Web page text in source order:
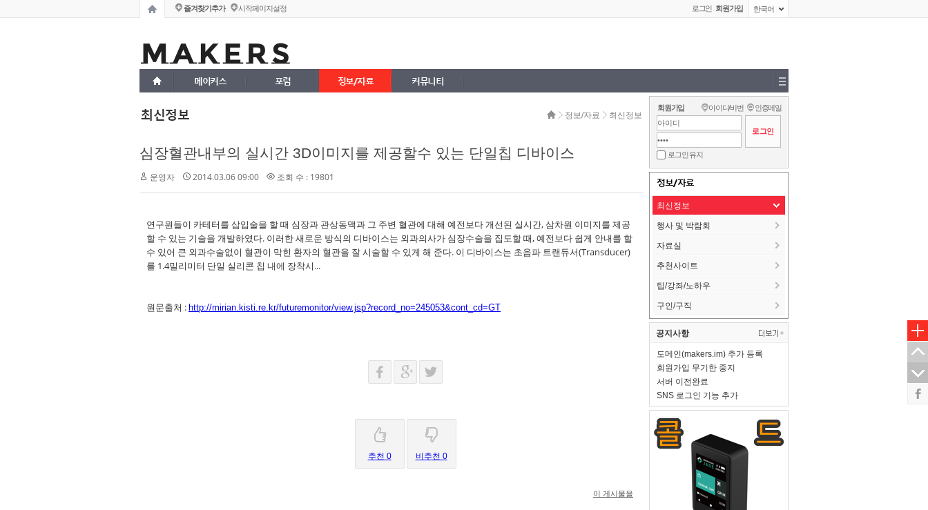
즐겨찾기추가 시작페이지설정 로그인 회원가입 한국어
메이커스 포럼 정보/자료 커뮤니티
최신정보 정보/자료 최신정보
심장혈관내부의 실시간 3D이미지를 제공할수 있는 단일칩 디바이스
운영자 2014.03.06 09:00 조회 수 : 19801
연구원들이 카테터를 삽입술을 할 때 심장과 관상동맥과 그 주변 혈관에 대해 예전보다 개선된 실시간, 삼차원 이미지를 제공
할 수 있는 기술을 개발하였다. 이러한 새로운 방식의 디바이스는 외과의사가 심장수술을 집도할 때, 예전보다 쉽게 안내를 할
수 있어 큰 외과수술없이 혈관이 막힌 환자의 혈관을 잘 시술할 수 있게 해 준다. 이 디바이스는 초음파 트랜듀서(Transducer)
를 1.4밀리미터 단일 실리콘 칩 내에 장착시...
원문출처 : http://mirian.kisti.re.kr/futuremonitor/view.jsp?record_no=245053&cont_cd=GT
추천 0 비추천 0
이 게시물을
회원가입 아이디/비번 인증메일
로그인 유지
정보/자료
최신정보
행사 및 박람회
자료실
추천사이트
팁/강좌/노하우
구인/구직
공지사항
도메인(makers.im) 추가 등록
회원가입 무기한 중지
서버 이전완료
SNS 로그인 기능 추가